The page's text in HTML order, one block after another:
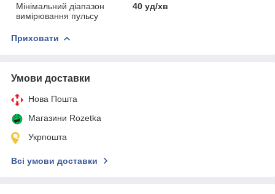
Мінімальний діапазон
вимірювання пульсу
40 уд/хв
Приховати
Умови доставки
Нова Пошта
Магазини Rozetka
Укрпошта
Всі умови доставки